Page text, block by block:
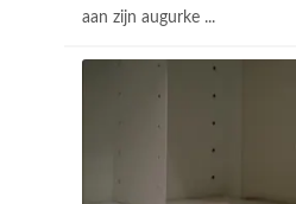
aan zijn augurke ...